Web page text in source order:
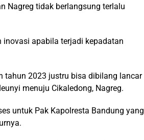
Nagreg tidak berlangsung terlalu
inovasi apabila terjadi kepadatan
tahun 2023 justru bisa dibilang lancar
menuju Cikaledong, Nagreg.
untuk Pak Kapolresta Bandung yang